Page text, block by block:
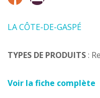
LA CÔTE-DE-GASPÉ
TYPES DE PRODUITS:
Voir la fiche complète